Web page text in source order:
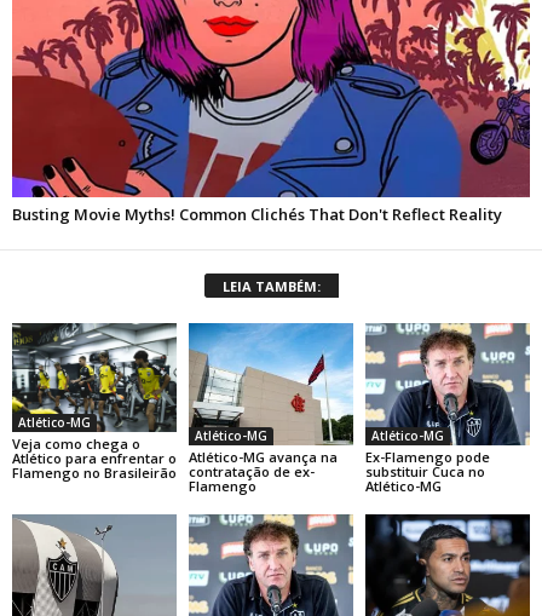
LEIA TAMBÉM:
Atlético-MG
Veja como chega o
Atlético para enfrentar o
Flamengo no Brasileirão
Atlético-MG
Atlético-MG avança na
contratação de ex-
Flamengo
Atlético-MG
Ex-Flamengo pode
substituir Cuca no
Atlético-MG